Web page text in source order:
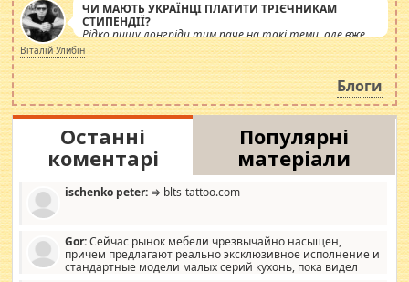
ЧИ МАЮТЬ УКРАЇНЦІ ПЛАТИТИ ТРІЄЧНИКАМ
СТИПЕНДІЇ?
Рідко пишу лонгріди тим паче на такі теми, але вже
просто дістало! Обурюють сьогоднішні інсенуації
навколо стипендіального питання. Штучно
роздувається ще одна соціальна катастрофа.
Віталій Улибін
Блоги
Останні
коментарі
Популярні
матеріали
ischenko peter: ⇒ blts-tattoo.com
Gor:Сейчас рынок мебели чрезвычайно насыщен,
причем предлагают реально эксклюзивное исполнение и
стандартные модели малых серий кухонь, пока видел